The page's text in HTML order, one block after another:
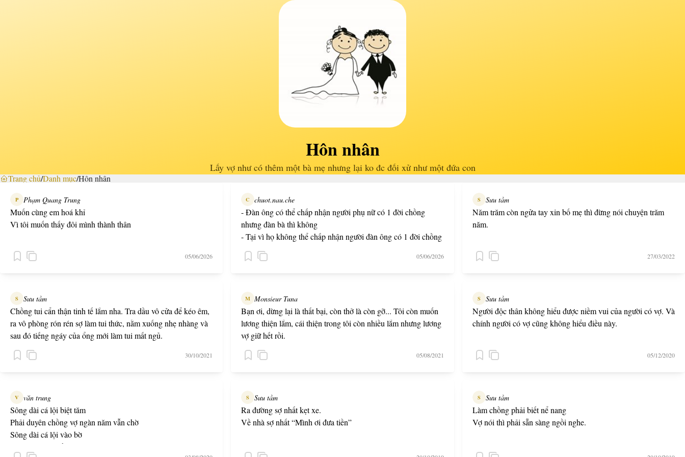
Hôn nhân
Lấy vợ như có thêm một bà mẹ nhưng lại ko đc đối xử như một đứa con
Trang chủ/Danh mục/Hôn nhân
P Phạm Quang Trung
Muốn cùng em hoá khỉ
Vì tôi muốn thấy đôi mình thành thân
05/06/2026
C chuot.nau.che
- Đàn ông có thể chấp nhận người phụ nữ có 1 đời chồng
nhưng đàn bà thì không
- Tại vì họ không thể chấp nhận người đàn ông có 1 đời chồng
05/06/2026
S Sưu tầm
Năm trăm còn ngửa tay xin bố mẹ thì đừng nói chuyện trăm
năm.
27/03/2022
S Sưu tầm
Chồng tui cẩn thận tinh tế lắm nha. Tra dầu vô cửa để kéo êm,
ra vô phòng rón rén sợ làm tui thức, nằm xuống nhẹ nhàng và
sau đó tiếng ngáy của ổng mới làm tui mất ngủ.
30/10/2021
M Monsieur Tuna
Bạn ơi, dừng lại là thất bại, còn thở là còn gỡ... Tôi còn muốn
lương thiện lắm, cái thiện trong tôi còn nhiều lắm nhưng lương
vợ giữ hết rồi.
05/08/2021
S Sưu tầm
Người độc thân không hiểu được niềm vui của người có vợ. Và
chính người có vợ cũng không hiểu điều này.
05/12/2020
V văn trung
Sông dài cá lội biệt tăm
Phải duyên chồng vợ ngàn năm vẫn chờ
Sông dài cá lội vào bờ
Phải duyên thì lấy, đợi chờ nhau chi
S Sưu tầm
Ra đường sợ nhất kẹt xe.
Về nhà sợ nhất “Mình ơi đưa tiền”
S Sưu tầm
Làm chồng phải biết nể nang
Vợ nói thì phải sẵn sàng ngồi nghe.